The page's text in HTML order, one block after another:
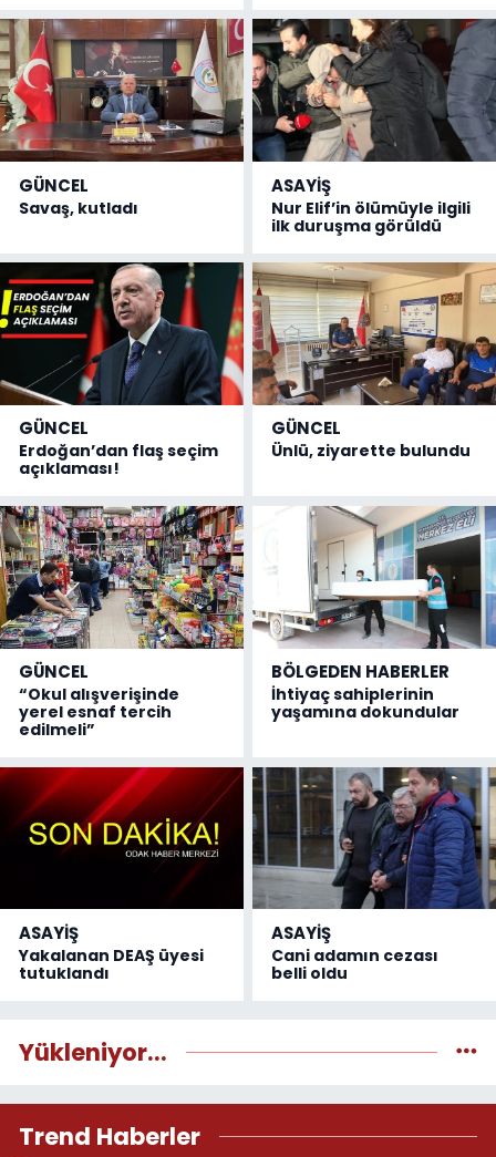
GÜNCEL
Savaş, kutladı
ASAYİŞ
Nur Elif’in ölümüyle ilgili
ilk duruşma görüldü
GÜNCEL
Erdoğan’dan flaş seçim
açıklaması!
GÜNCEL
Ünlü, ziyarette bulundu
GÜNCEL
“Okul alışverişinde
yerel esnaf tercih
edilmeli”
BÖLGEDEN HABERLER
İhtiyaç sahiplerinin
yaşamına dokundular
ASAYİŞ
Yakalanan DEAŞ üyesi
tutuklandı
ASAYİŞ
Cani adamın cezası
belli oldu
Yükleniyor...
Trend Haberler